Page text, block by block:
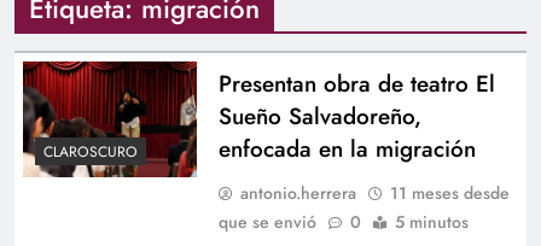
Etiqueta: migración
CLAROSCURO
Presentan obra de teatro El
Sueño Salvadoreño,
enfocada en la migración
antonio.herrera
11 meses desde
que se envió
0 5 minutos